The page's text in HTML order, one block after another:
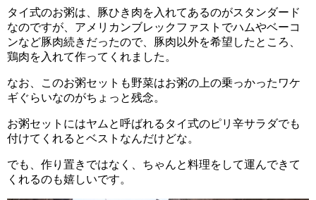
タイ式のお粥は、豚ひき肉を入れてあるのがスタンダード
なのですが、アメリカンブレックファストでハムやベーコ
ンなど豚肉続きだったので、豚肉以外を希望したところ、
鶏肉を入れて作ってくれました。
なお、このお粥セットも野菜はお粥の上の乗っかったワケ
ギぐらいなのがちょっと残念。
お粥セットにはヤムと呼ばれるタイ式のピリ辛サラダでも
付けてくれるとベストなんだけどな。
でも、作り置きではなく、ちゃんと料理をして運んできて
くれるのも嬉しいです。